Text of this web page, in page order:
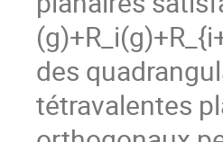
des
tétravalentes